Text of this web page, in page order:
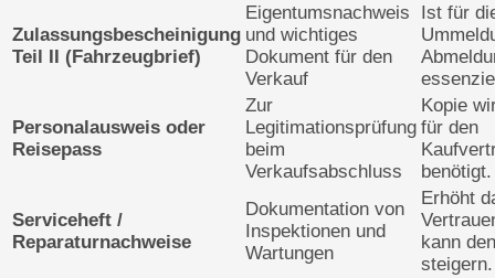
Zulassungsbescheinigung
Teil II (Fahrzeugbrief)
Eigentumsnachweis
und wichtiges
Dokument für den
Verkauf
Ist für
Personalausweis oder
Reisepass
Zur
Legitimationsprüfung
beim
Verkaufsabschluss
Kopie
für den
benötigt.
Serviceheft /
Reparaturnachweise
Dokumentation von
Inspektionen und
Wartungen
Erhöht
kann
steigern.